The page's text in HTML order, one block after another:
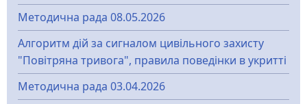
Методична рада 08.05.2026
Алгоритм дій за сигналом цивільного захисту
"Повітряна тривога", правила поведінки в укритті
Методична рада 03.04.2026